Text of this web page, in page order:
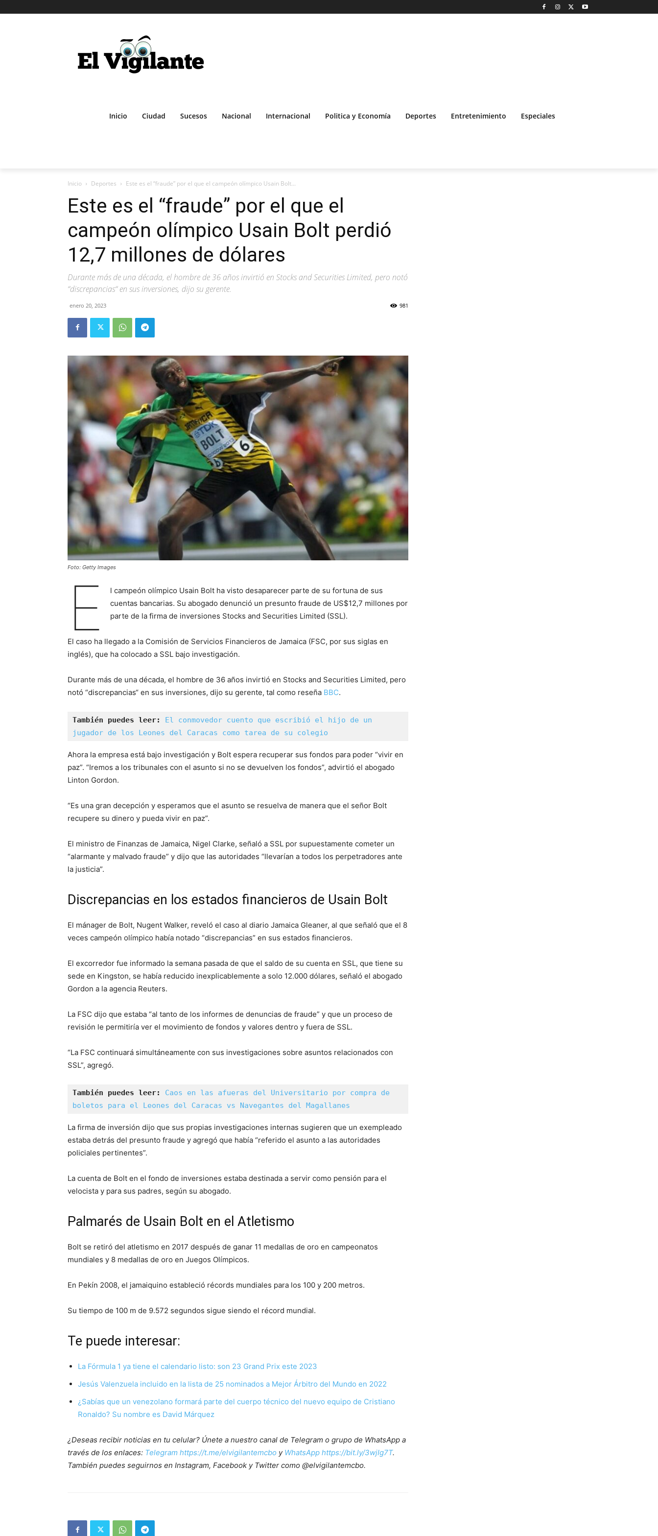
Inicio Ciudad Sucesos Nacional Internacional Politica y Economía Deportes Entretenimiento Especiales
Inicio Deportes Este es el “fraude” por el que el campeón olímpico Usain Bolt...
Este es el “fraude” por el que el
campeón olímpico Usain Bolt perdió
12,7 millones de dólares
Durante más de una década, el hombre de 36 años invirtió en Stocks and Securities Limited, pero notó
“discrepancias“ en sus inversiones, dijo su gerente.
enero 20, 2023 981
Foto: Getty Images
E
l campeón olímpico Usain Bolt ha visto desaparecer parte de su fortuna de sus
cuentas bancarias. Su abogado denunció un presunto fraude de US$12,7 millones por
parte de la firma de inversiones Stocks and Securities Limited (SSL).
El caso ha llegado a la Comisión de Servicios Financieros de Jamaica (FSC, por sus siglas en
inglés), que ha colocado a SSL bajo investigación.
Durante más de una década, el hombre de 36 años invirtió en Stocks and Securities Limited, pero
notó “discrepancias“ en sus inversiones, dijo su gerente, tal como reseña BBC.
También puedes leer:
El conmovedor cuento que escribió el hijo de un
jugador de los Leones del Caracas como tarea de su colegio
Ahora la empresa está bajo investigación y Bolt espera recuperar sus fondos para poder “vivir en
paz”. “Iremos a los tribunales con el asunto si no se devuelven los fondos”, advirtió el abogado
Linton Gordon.
“Es una gran decepción y esperamos que el asunto se resuelva de manera que el señor Bolt
recupere su dinero y pueda vivir en paz”.
El ministro de Finanzas de Jamaica, Nigel Clarke, señaló a SSL por supuestamente cometer un
“alarmante y malvado fraude” y dijo que las autoridades “llevarían a todos los perpetradores ante
la justicia”.
Discrepancias en los estados financieros de Usain Bolt
El mánager de Bolt, Nugent Walker, reveló el caso al diario Jamaica Gleaner, al que señaló que el 8
veces campeón olímpico había notado “discrepancias” en sus estados financieros.
El excorredor fue informado la semana pasada de que el saldo de su cuenta en SSL, que tiene su
sede en Kingston, se había reducido inexplicablemente a solo 12.000 dólares, señaló el abogado
Gordon a la agencia Reuters.
La FSC dijo que estaba “al tanto de los informes de denuncias de fraude” y que un proceso de
revisión le permitiría ver el movimiento de fondos y valores dentro y fuera de SSL.
“La FSC continuará simultáneamente con sus investigaciones sobre asuntos relacionados con
SSL”, agregó.
También puedes leer:
Caos en las afueras del Universitario por compra de
boletos para el Leones del Caracas vs Navegantes del Magallanes
La firma de inversión dijo que sus propias investigaciones internas sugieren que un exempleado
estaba detrás del presunto fraude y agregó que había “referido el asunto a las autoridades
policiales pertinentes”.
La cuenta de Bolt en el fondo de inversiones estaba destinada a servir como pensión para el
velocista y para sus padres, según su abogado.
Palmarés de Usain Bolt en el Atletismo
Bolt se retiró del atletismo en 2017 después de ganar 11 medallas de oro en campeonatos
mundiales y 8 medallas de oro en Juegos Olímpicos.
En Pekín 2008, el jamaiquino estableció récords mundiales para los 100 y 200 metros.
Su tiempo de 100 m de 9.572 segundos sigue siendo el récord mundial.
Te puede interesar:
La Fórmula 1 ya tiene el calendario listo: son 23 Grand Prix este 2023
Jesús Valenzuela incluido en la lista de 25 nominados a Mejor Árbitro del Mundo en 2022
¿Sabías que un venezolano formará parte del cuerpo técnico del nuevo equipo de Cristiano
Ronaldo? Su nombre es David Márquez
¿Deseas recibir noticias en tu celular? Únete a nuestro canal de Telegram o grupo de WhatsApp a
través de los enlaces: Telegram https://t.me/elvigilantemcbo y WhatsApp https://bit.ly/3wjIg7T.
También puedes seguirnos en Instagram, Facebook y Twitter como @elvigilantemcbo.